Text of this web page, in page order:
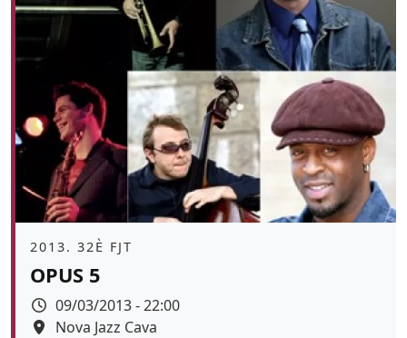
Àmbit
2013. 32È FJT
OPUS 5
Data
09/03/2013 - 22:00
Espai
Nova Jazz Cava